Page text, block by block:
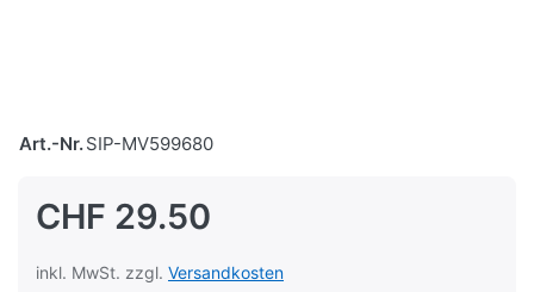
Art.-Nr.SIP-MV599680
CHF 29.50
inkl. MwSt. zzgl. Versandkosten